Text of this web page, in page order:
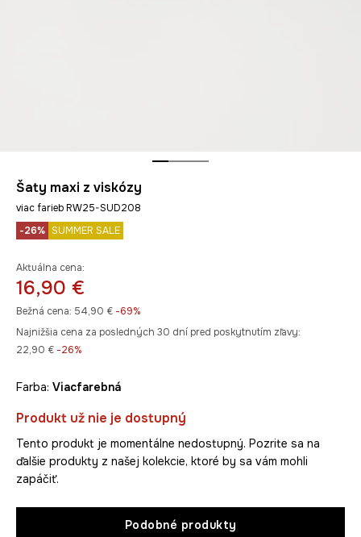
Šaty maxi z viskózy
viac farieb RW25-SUD208
-26% SUMMER SALE
Aktuálna cena:
16,90 €
Bežná cena: 54,90 € -69%
Najnižšia cena za posledných 30 dní pred poskytnutím zľavy:
22,90 € -26%
Farba: viacfarebná
Produkt už nie je dostupný
Tento produkt je momentálne nedostupný. Pozrite sa na
ďalšie produkty z našej kolekcie, ktoré by sa vám mohli
zapáčiť.
Podobné produkty